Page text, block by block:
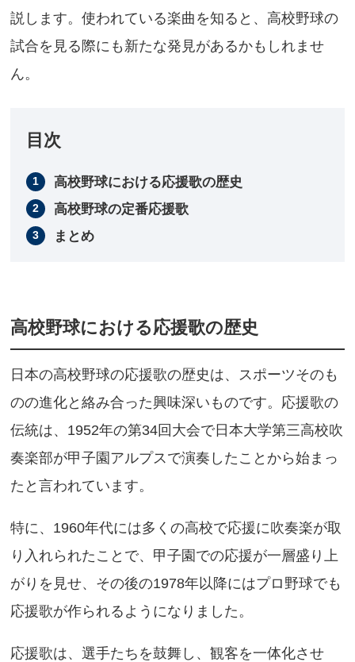
説します。使われている楽曲を知ると、高校野球の
試合を見る際にも新たな発見があるかもしれませ
ん。
目次
高校野球における応援歌の歴史
高校野球の定番応援歌
まとめ
高校野球における応援歌の歴史
日本の高校野球の応援歌の歴史は、スポーツそのも
のの進化と絡み合った興味深いものです。応援歌の
伝統は、1952年の第34回大会で日本大学第三高校吹
奏楽部が甲子園アルプスで演奏したことから始まっ
たと言われています。
特に、1960年代には多くの高校で応援に吹奏楽が取
り入れられたことで、甲子園での応援が一層盛り上
がりを見せ、その後の1978年以降にはプロ野球でも
応援歌が作られるようになりました。
応援歌は、選手たちを鼓舞し、観客を一体化させ